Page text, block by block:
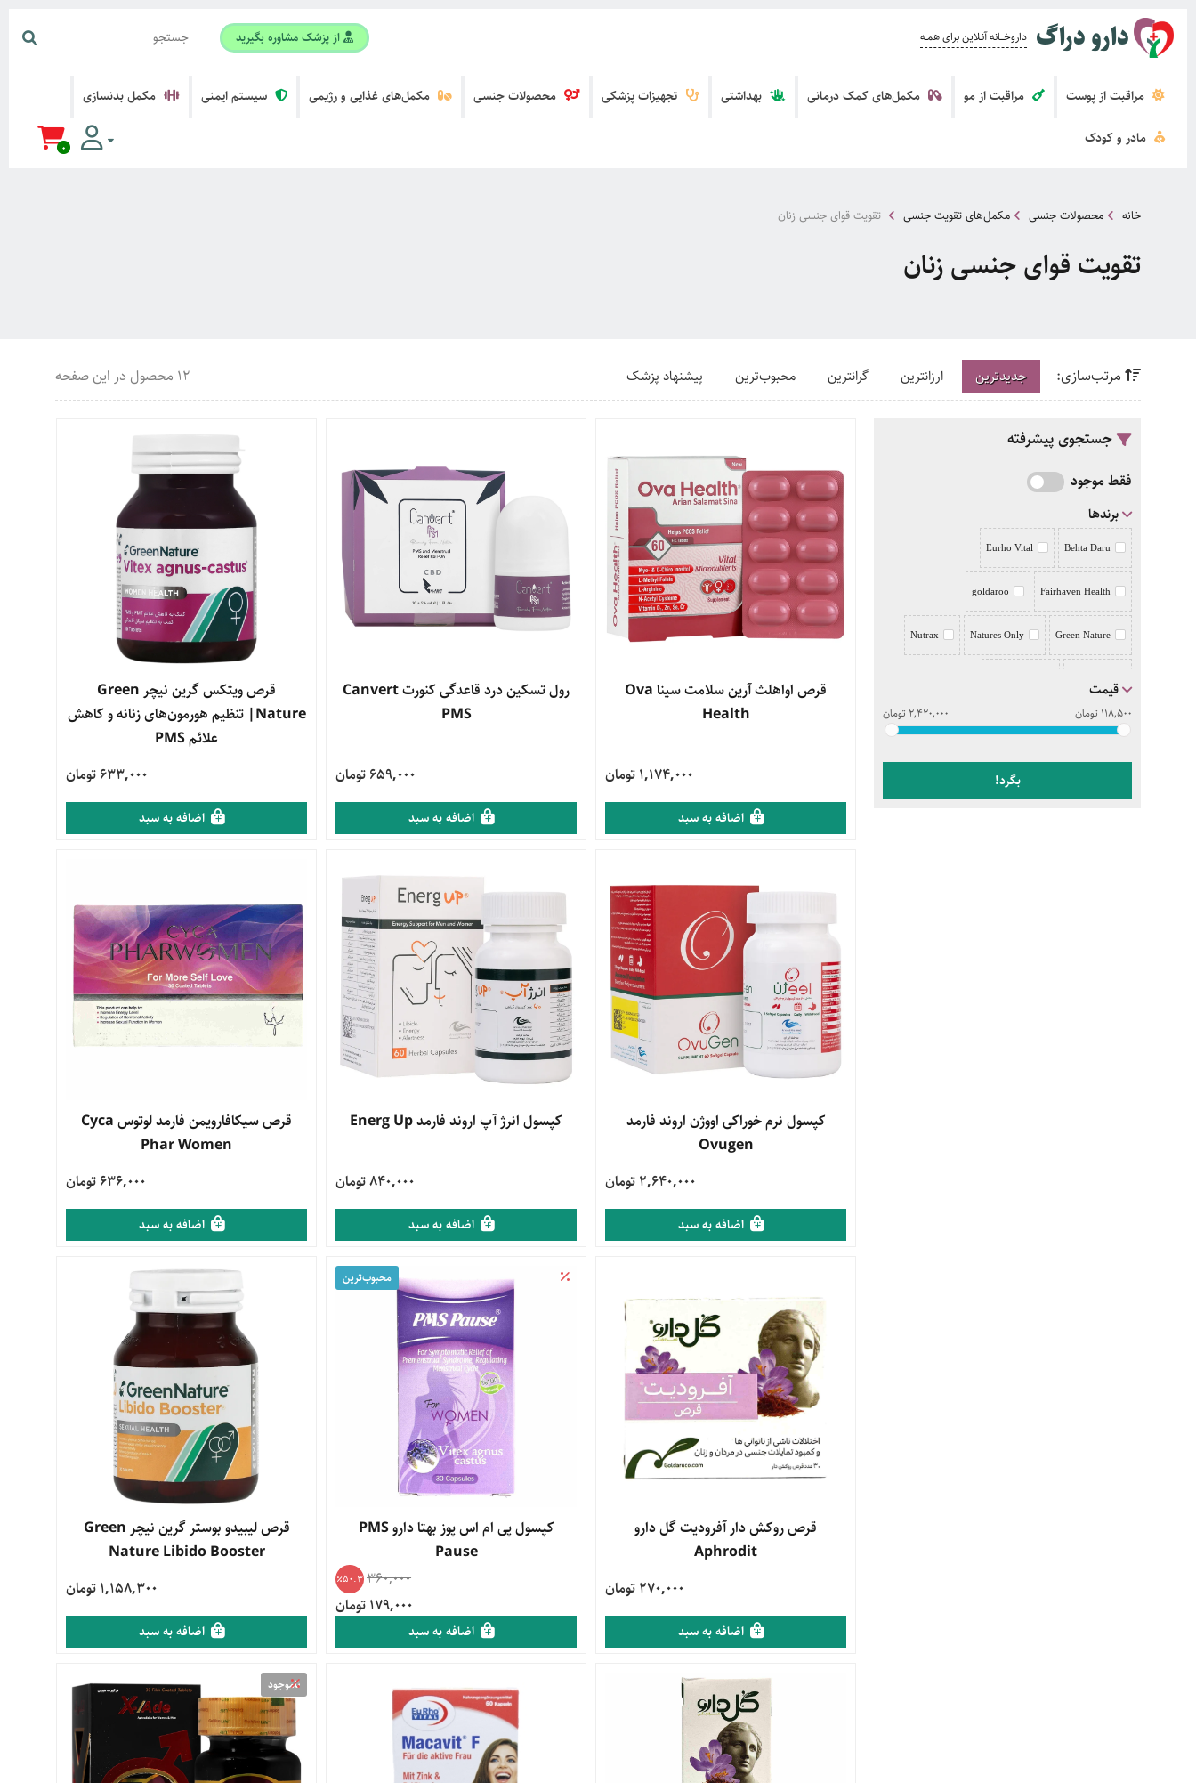
دارو دراگ داروخــــانه آنــلاین برای همــه از پزشک مشاوره بگیرید
0
مراقبت از پوست مراقبت از مو مکمل‌های کمک درمانی بهداشتی تجهیزات پزشکی محصولات جنسی مکمل‌های غذایی و رژیمی سیستم ایمنی مکمل بدنسازی
مادر و کودک
خانه محصولات جنسی مکمل‌های تقویت جنسی تقویت قوای جنسی زنان
تقویت قوای جنسی زنان
12 محصول در این صفحه مرتب‌سازی: جدیدترین ارزانترین گرانترین محبوب‌ترین پیشنهاد پزشک
جستجوی پیشرفته
فقط موجود
برندها
Behta Daru
Eurho Vital
Fairhaven Health
goldaroo
Green Nature
Natures Only
Nutrax
Rasta Imen Darou
قیمت
118,500 تومان 2,420,000 تومان
بگرد!
مشاهده محصول
قرص اواهلث آرین سلامت سینا Ova
Health
1,174,000 تومان
اضافه به سبد
مشاهده محصول
رول تسکین درد قاعدگی کنورت Canvert
PMS
659,000 تومان
اضافه به سبد
مشاهده محصول
قرص ویتکس گرین نیچر Green
Nature| تنظیم هورمون‌های زنانه و کاهش
علائم PMS
633,000 تومان
اضافه به سبد
مشاهده محصول
کپسول نرم خوراکی اووژن اروند فارمد
Ovugen
2,640,000 تومان
اضافه به سبد
مشاهده محصول
کپسول انرژ آپ اروند فارمد Energ Up
840,000 تومان
اضافه به سبد
مشاهده محصول
قرص سیکافارویمن فارمد لوتوس Cyca
Phar Women
636,000 تومان
اضافه به سبد
مشاهده محصول
قرص روکش ‎دار آفرودیت گل دارو
Aphrodit
270,000 تومان
اضافه به سبد
محبوب‌‌ترین
مشاهده محصول
کپسول پی ام اس پوز بهتا دارو PMS
Pause
360,000
50.3
179,000 تومان
اضافه به سبد
مشاهده محصول
قرص لیبیدو بوستر گرین نیچر Green
Nature Libido Booster
1,158,300 تومان
اضافه به سبد
ناموجود